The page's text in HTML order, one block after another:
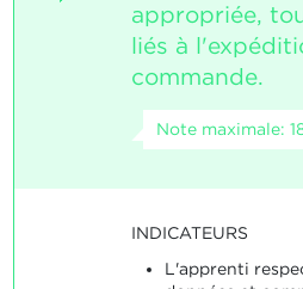
appropriée,
liés à
commande.
Note maximale:
INDICATEURS
L'apprenti